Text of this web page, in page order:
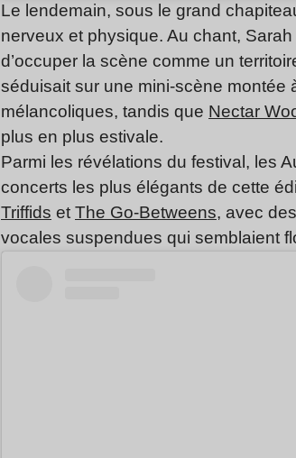
Le lendemain, sous le grand
nerveux et physique. Au chant,
d’occuper la scène comme un
séduisait sur une mini-scène montée
mélancoliques, tandis que Nectar
plus en plus estivale.
Parmi les révélations du festival, les
concerts les plus élégants de cette
Triffids et The Go-Betweens, avec
vocales suspendues qui semblaient